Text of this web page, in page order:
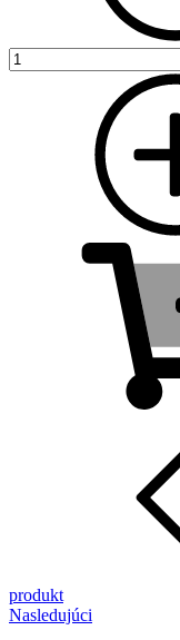
produkt
Nasledujúci